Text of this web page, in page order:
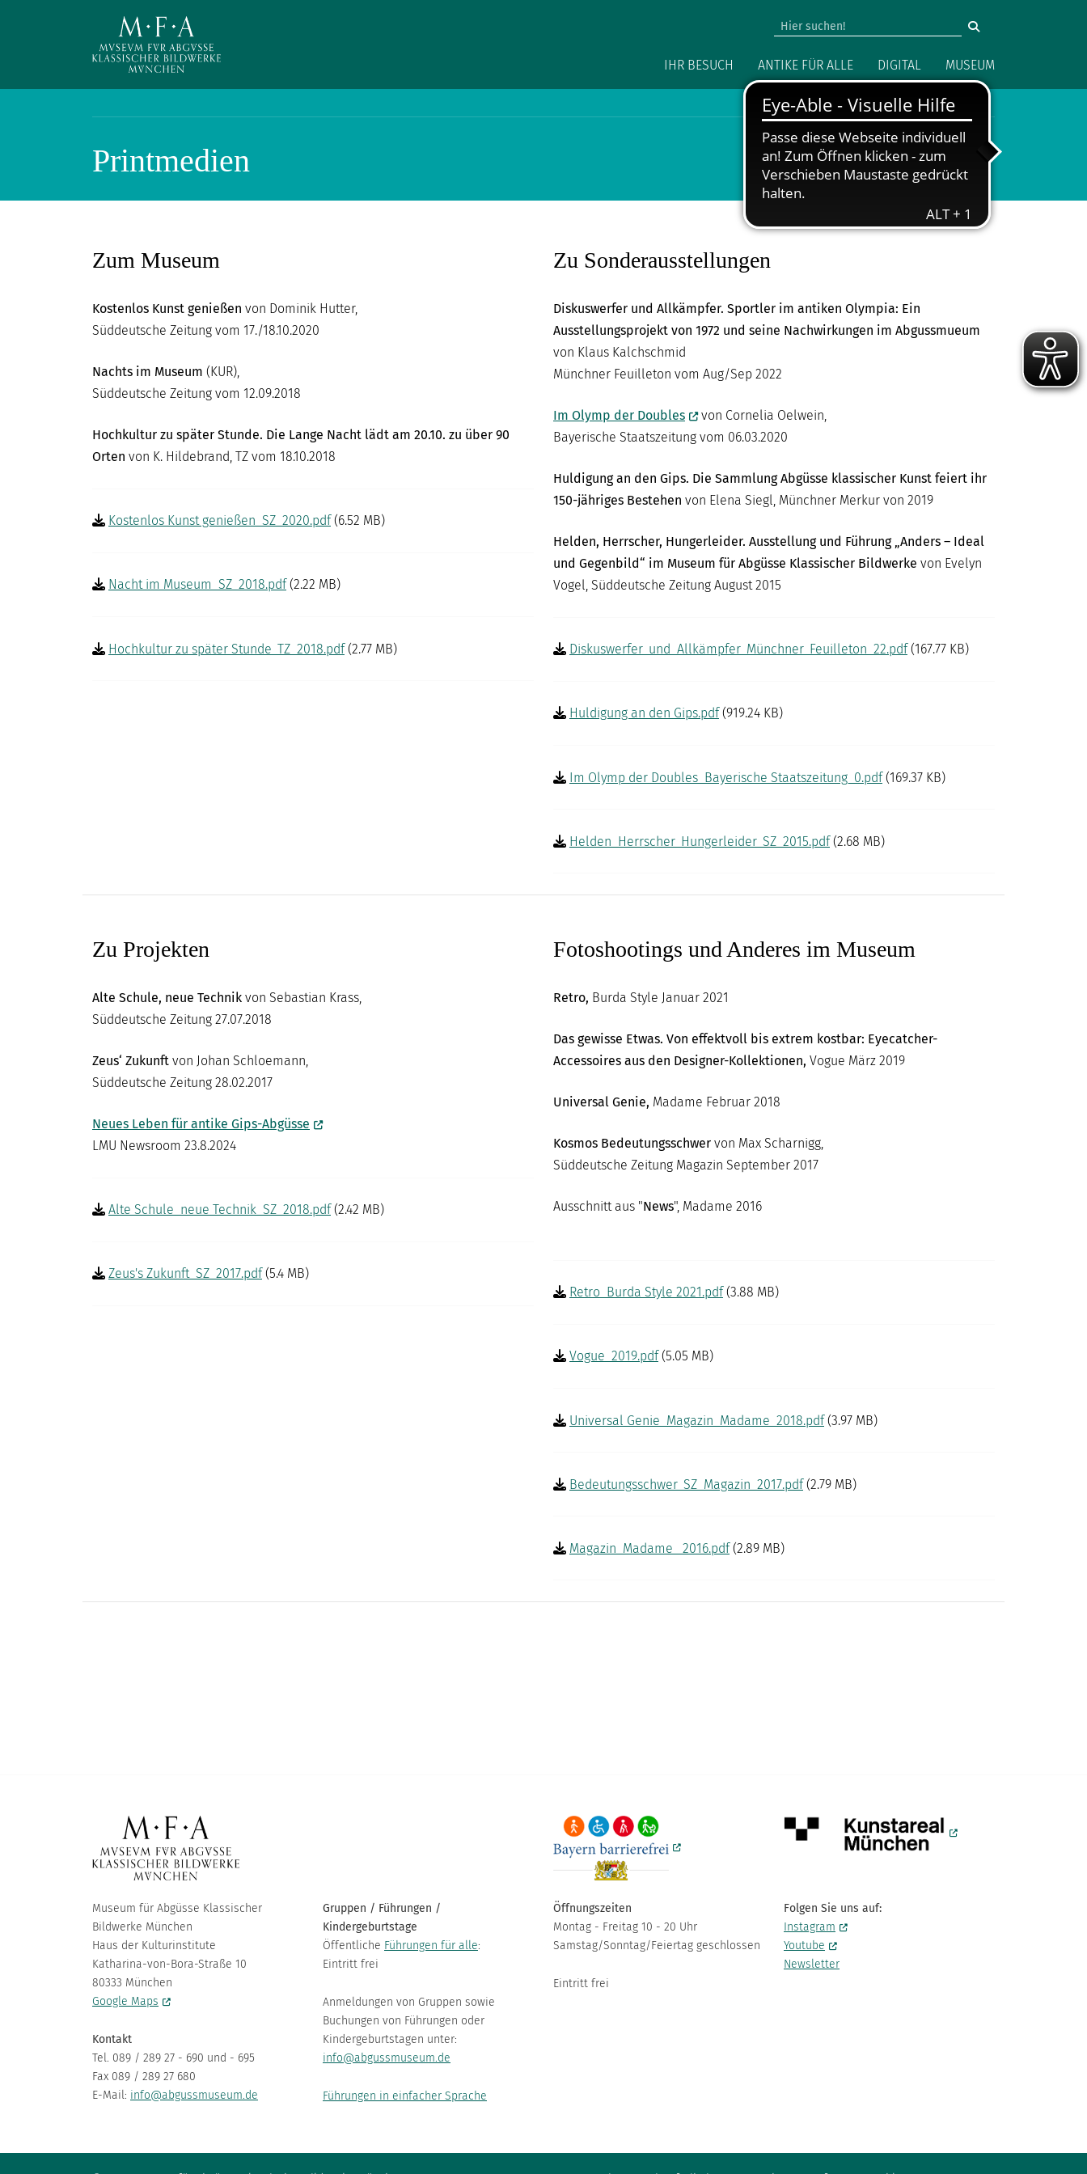
SUCHE
Main navigation
IHR BESUCH ANTIKE FÜR ALLE DIGITAL MUSEUM
Printmedien
Zum Museum
Kostenlos Kunst genießen von Dominik Hutter,
Süddeutsche Zeitung vom 17./18.10.2020
Nachts im Museum (KUR),
Süddeutsche Zeitung vom 12.09.2018
Hochkultur zu später Stunde. Die Lange Nacht lädt am 20.10. zu über 90
Orten von K. Hildebrand, TZ vom 18.10.2018
Kostenlos Kunst genießen_SZ_2020.pdf (6.52 MB)
Nacht im Museum_SZ_2018.pdf (2.22 MB)
Hochkultur zu später Stunde_TZ_2018.pdf (2.77 MB)
Zu Sonderausstellungen
Diskuswerfer und Allkämpfer. Sportler im antiken Olympia: Ein
Ausstellungsprojekt von 1972 und seine Nachwirkungen im Abgussmueum
von Klaus Kalchschmid
Münchner Feuilleton vom Aug/Sep 2022
Im Olymp der Doubles
von Cornelia Oelwein,
Bayerische Staatszeitung vom 06.03.2020
Huldigung an den Gips. Die Sammlung Abgüsse klassischer Kunst feiert ihr
150-jähriges Bestehen von Elena Siegl, Münchner Merkur von 2019
Helden, Herrscher, Hungerleider. Ausstellung und Führung „Anders – Ideal
und Gegenbild“ im Museum für Abgüsse Klassischer Bildwerke von Evelyn
Vogel, Süddeutsche Zeitung August 2015
Diskuswerfer_und_Allkämpfer_Münchner_Feuilleton_22.pdf (167.77 KB)
Huldigung an den Gips.pdf (919.24 KB)
Im Olymp der Doubles_Bayerische Staatszeitung_0.pdf (169.37 KB)
Helden_Herrscher_Hungerleider_SZ_2015.pdf (2.68 MB)
Zu Projekten
Alte Schule, neue Technik von Sebastian Krass,
Süddeutsche Zeitung 27.07.2018
Zeus‘ Zukunft von Johan Schloemann,
Süddeutsche Zeitung 28.02.2017
Neues Leben für antike Gips-Abgüsse
LMU Newsroom 23.8.2024
Alte Schule_neue Technik_SZ_2018.pdf (2.42 MB)
Zeus's Zukunft_SZ_2017.pdf (5.4 MB)
Fotoshootings und Anderes im Museum
Retro, Burda Style Januar 2021
Das gewisse Etwas. Von effektvoll bis extrem kostbar: Eyecatcher-
Accessoires aus den Designer-Kollektionen, Vogue März 2019
Universal Genie, Madame Februar 2018
Kosmos Bedeutungsschwer von Max Scharnigg,
Süddeutsche Zeitung Magazin September 2017
Ausschnitt aus "News", Madame 2016
Retro_Burda Style 2021.pdf (3.88 MB)
Vogue_2019.pdf (5.05 MB)
Universal Genie_Magazin_Madame_2018.pdf (3.97 MB)
Bedeutungsschwer_SZ_Magazin_2017.pdf (2.79 MB)
Magazin_Madame_ 2016.pdf (2.89 MB)
Museum für Abgüsse Klassischer
Bildwerke München
Haus der Kulturinstitute
Katharina-von-Bora-Straße 10
80333 München
Google Maps
Kontakt
Tel. 089 / 289 27 - 690 und - 695
Fax 089 / 289 27 680
E-Mail: info@abgussmuseum.de
Gruppen / Führungen /
Kindergeburtstage
Öffentliche Führungen für alle:
Eintritt frei
Anmeldungen von Gruppen sowie
Buchungen von Führungen oder
Kindergeburtstagen unter:
info@abgussmuseum.de
Führungen in einfacher Sprache
Öffnungszeiten
Montag - Freitag 10 - 20 Uhr
Samstag/Sonntag/Feiertag geschlossen
Eintritt frei
Folgen Sie uns auf:
Instagram
Youtube
Newsletter